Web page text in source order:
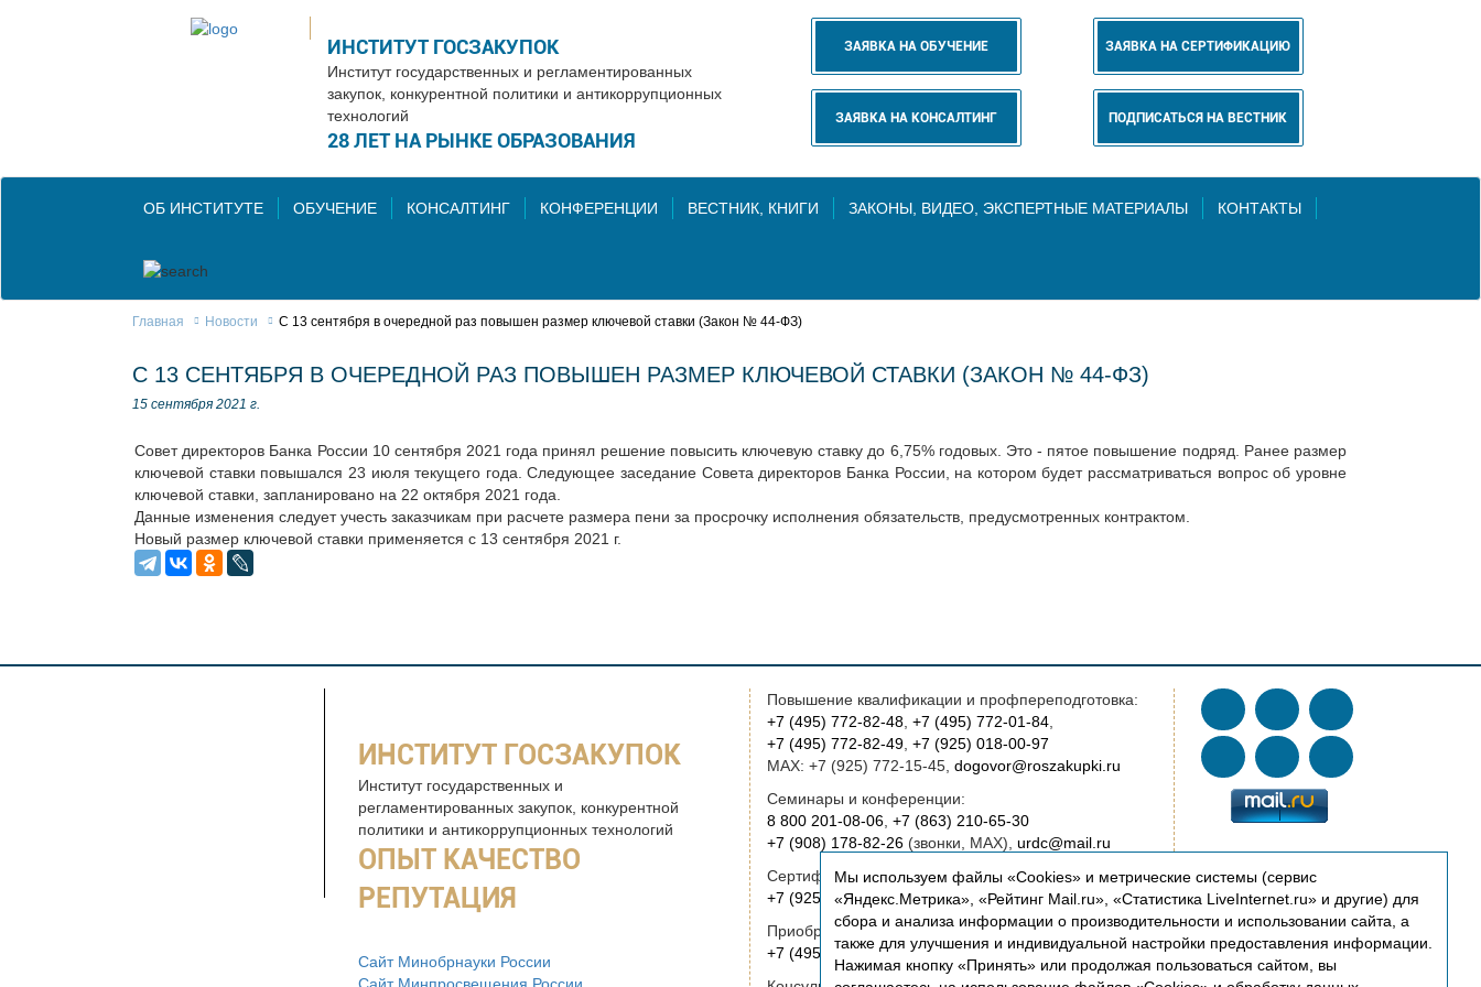
ИНСТИТУТ ГОСЗАКУПОК
Институт государственных и регламентированных
закупок, конкурентной политики и антикоррупционных
технологий
28 ЛЕТ НА РЫНКЕ ОБРАЗОВАНИЯ
ЗАЯВКА НА ОБУЧЕНИЕ ЗАЯВКА НА СЕРТИФИКАЦИЮ
ЗАЯВКА НА КОНСАЛТИНГ ПОДПИСАТЬСЯ НА ВЕСТНИК
ОБ ИНСТИТУТЕ ОБУЧЕНИЕ КОНСАЛТИНГ КОНФЕРЕНЦИИ ВЕСТНИК, КНИГИ ЗАКОНЫ, ВИДЕО, ЭКСПЕРТНЫЕ МАТЕРИАЛЫ КОНТАКТЫ
Главная Новости С 13 сентября в очередной раз повышен размер ключевой ставки (Закон № 44-ФЗ)
С 13 СЕНТЯБРЯ В ОЧЕРЕДНОЙ РАЗ ПОВЫШЕН РАЗМЕР КЛЮЧЕВОЙ СТАВКИ (ЗАКОН № 44-ФЗ)
15 сентября 2021 г.
Совет директоров Банка России 10 сентября 2021 года принял решение повысить ключевую ставку до 6,75% годовых. Это - пятое повышение подряд. Ранее размер
ключевой ставки повышался 23 июля текущего года. Следующее заседание Совета директоров Банка России, на котором будет рассматриваться вопрос об уровне
ключевой ставки, запланировано на 22 октября 2021 года.
Данные изменения следует учесть заказчикам при расчете размера пени за просрочку исполнения обязательств, предусмотренных контрактом.
Новый размер ключевой ставки применяется с 13 сентября 2021 г.
ИНСТИТУТ ГОСЗАКУПОК
Институт государственных и
регламентированных закупок, конкурентной
политики и антикоррупционных технологий
ОПЫТ КАЧЕСТВО
РЕПУТАЦИЯ
Сайт Минобрнауки России
Повышение квалификации и профпереподготовка:
+7 (495) 772-82-48, +7 (495) 772-01-84,
+7 (495) 772-82-49, +7 (925) 018-00-97
MAX: +7 (925) 772-15-45, dogovor@roszakupki.ru
Семинары и конференции:
8 800 201-08-06, +7 (863) 210-65-30
+7 (908) 178-82-26(звонки, MAX), urdc@mail.ru
Сертификация:
+7 (925) 772-15-45(звонки, MAX),cert@roszakupki.ru
Приобретение книг:
+7 (495) 772-00-14,institut@roszakupki.ru
Мы используем файлы «Cookies» и метрические системы (сервис
«Яндекс.Метрика», «Рейтинг Mail.ru», «Статистика LiveInternet.ru» и другие) для
сбора и анализа информации о производительности и использовании сайта, а
также для улучшения и индивидуальной настройки предоставления информации.
Нажимая кнопку «Принять» или продолжая пользоваться сайтом, вы